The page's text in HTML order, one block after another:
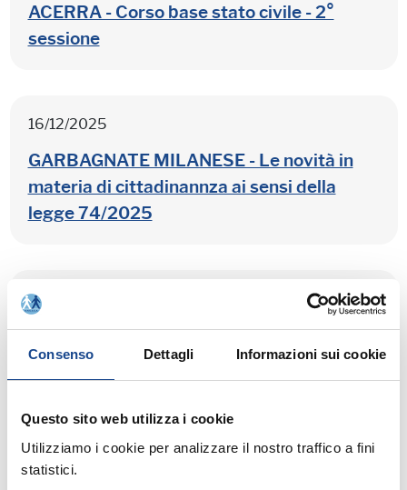
Consenso Dettagli Informazioni sui cookie
Questo sito web utilizza i cookie
Utilizziamo i cookie per analizzare il nostro traffico a fini
statistici.
ACERRA - Corso base stato civile - 2°
sessione
16/12/2025
GARBAGNATE MILANESE - Le novità in
materia di cittadinannza ai sensi della
legge 74/2025
15/12/2025
TORTORETO - La disciplina della
cittadinanza, dopo i recenti cambi
normativi
12/12/2025